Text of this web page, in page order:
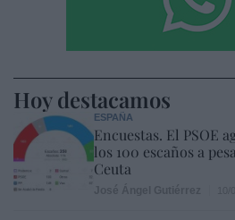
Hoy destacamos
ESPAÑA
Encuestas. El PSOE
los 100 escaños a
Ceuta